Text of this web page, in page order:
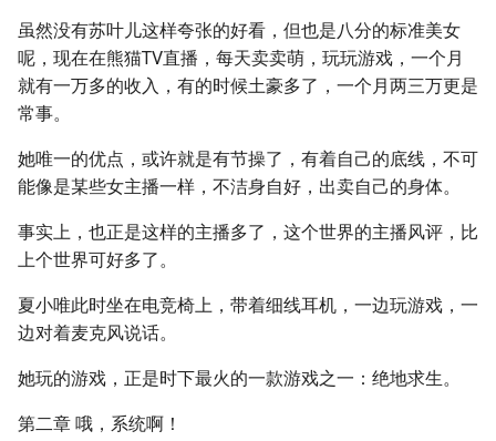
虽然没有苏叶儿这样夸张的好看，但也是八分的标准美女
呢，现在在熊猫TV直播，每天卖卖萌，玩玩游戏，一个月
就有一万多的收入，有的时候土豪多了，一个月两三万更是
常事。
她唯一的优点，或许就是有节操了，有着自己的底线，不可
能像是某些女主播一样，不洁身自好，出卖自己的身体。
事实上，也正是这样的主播多了，这个世界的主播风评，比
上个世界可好多了。
夏小唯此时坐在电竞椅上，带着细线耳机，一边玩游戏，一
边对着麦克风说话。
她玩的游戏，正是时下最火的一款游戏之一：绝地求生。
第二章 哦，系统啊！